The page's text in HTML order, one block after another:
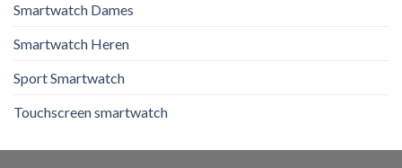
Smartwatch Dames
Smartwatch Heren
Sport Smartwatch
Touchscreen smartwatch